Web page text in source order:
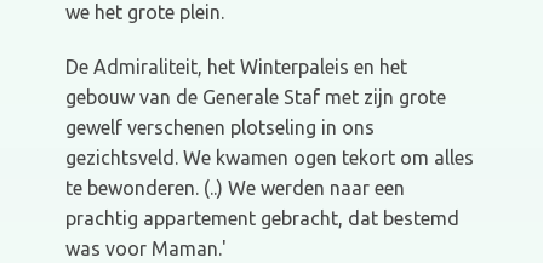
we het grote plein.
De Admiraliteit, het Winterpaleis en het
gebouw van de Generale Staf met zijn grote
gewelf verschenen plotseling in ons
gezichtsveld. We kwamen ogen tekort om alles
te bewonderen. (..) We werden naar een
prachtig appartement gebracht, dat bestemd
was voor Maman.'